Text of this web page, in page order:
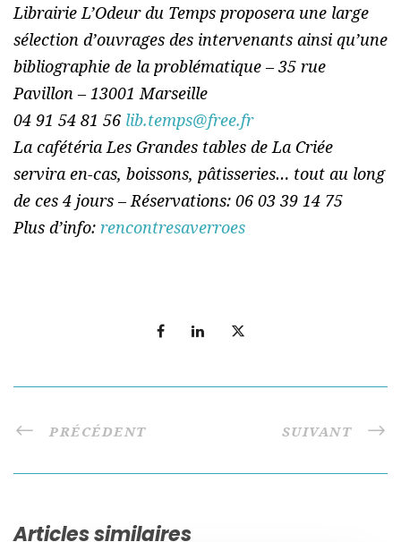
Librairie L’Odeur du Temps proposera une large
sélection d’ouvrages des intervenants ainsi qu’une
bibliographie de la problématique – 35 rue
Pavillon – 13001 Marseille
04 91 54 81 56 lib.temps@free.fr
La cafétéria Les Grandes tables de La Criée
servira en-cas, boissons, pâtisseries… tout au long
de ces 4 jours – Réservations: 06 03 39 14 75
Plus d’info: rencontresaverroes
PRÉCÉDENT SUIVANT
Articles similaires